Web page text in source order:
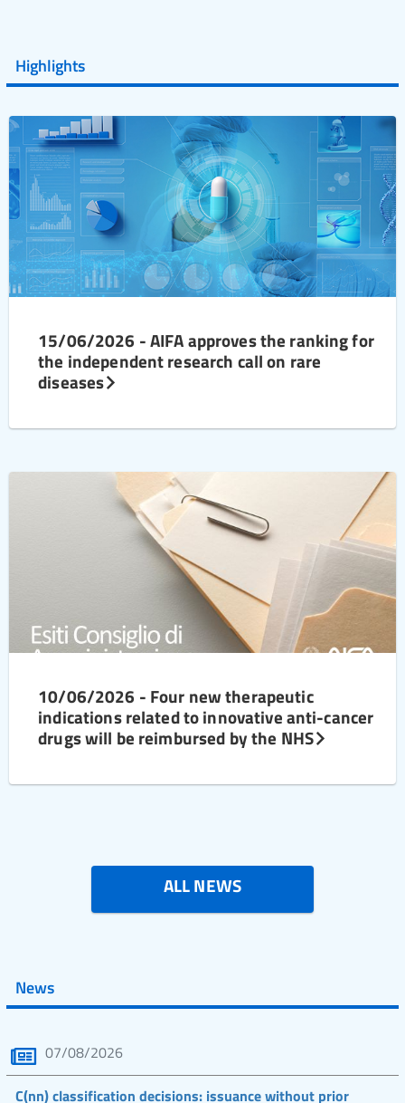
Highlights
15/06/2026 - AIFA approves the ranking for
the independent research call on rare
diseases
10/06/2026 - Four new therapeutic
indications related to innovative anti-cancer
drugs will be reimbursed by the NHS
ALL NEWS
News
07/08/2026
C(nn) classification decisions: issuance without prior